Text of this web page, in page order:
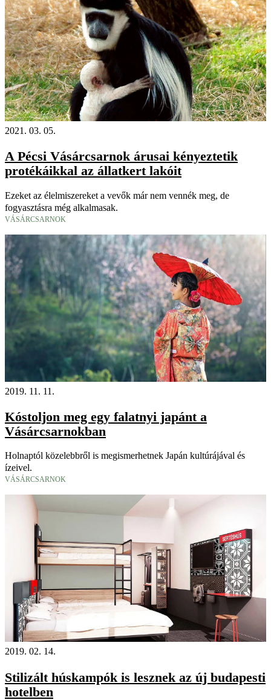
2021. 03. 05.
A Pécsi Vásárcsarnok árusai kényeztetik
protékáikkal az állatkert lakóit
Ezeket az élelmiszereket a vevők már nem vennék meg, de
fogyasztásra még alkalmasak.
VÁSÁRCSARNOK
2019. 11. 11.
Kóstoljon meg egy falatnyi japánt a
Vásárcsarnokban
Holnaptól közelebbről is megismerhetnek Japán kultúrájával és
ízeivel.
VÁSÁRCSARNOK
2019. 02. 14.
Stilizált húskampók is lesznek az új budapesti
hotelben